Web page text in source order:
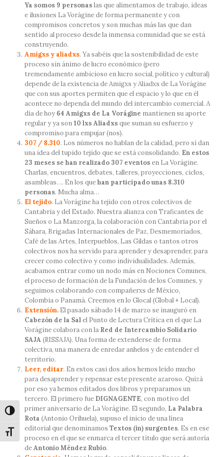
Alternar alto contraste
Alternar tamaño de letra
Ya somos 9 personaslas que alimentamos de trabajo, ideas
e ilusiones La Vorágine de forma permanente y con
compromisos concretos y son muchas más las que dan
sentido al proceso desde la inmensa comunidad que se está
construyendo.
Amigxs y aliadxs. Ya sabéis que la sostenibilidad de este
proceso sin ánimo de lucro económico (pero
tremendamente ambicioso en lucro social, político y cultural)
depende de la existencia de Amigxs y Aliadxs de La Vorágine
que con sus aportes permiten que el espacio y lo que en él
acontece no dependa del mundo del intercambio comercial. A
día de hoy 64 Amigxs de La Vorágine mantienen su aporte
regular y ya son10 lxs Aliadxsque suman su esfuerzo y
compromiso para empujar (nos).
307 / 8.310. Los números no hablan de la calidad, pero sí dan
una idea del tupido tejido que se está consolidando. En estos
23 meses se han realizado 307 eventosen La Vorágine.
Charlas, encuentros, debates, talleres, proyecciones, ciclos,
asambleas…. En los quehan participado unas 8.310
personas. Mucha alma…
El tejido. La Vorágine ha tejido con otros colectivos de
Cantabria y del Estado. Nuestra alianza con Traficantes de
Sueños o La Manzorga, la colaboración con Cantabria por el
Sáhara, Brigadas Internacionales de Paz, Desmemoriados,
Café de las Artes, Interpueblos, Las Gildas o tantos otros
colectivos nos ha servido para aprender y desaprender, para
crecer como colectivo y como individualidades. Además,
acabamos entrar como un nodo más en Nociones Comunes,
el proceso de formación de la Fundación de los Comunes, y
seguimos colaborando con compañerxs de México,
Colombia o Panamá. Creemos en lo Glocal (Global + Local).
Extensión.El pasado sábado 14 de marzo se inauguró en
Cabezón de la Salel Punto de Lectura Crítica en el que La
Vorágine colabora con la Red de Intercambio Solidario
SAJA (RISSAJA). Una forma de extenderse de forma
colectiva, una manera de enredar anhelos y de entender el
territorio.
Leer, editar. En estos casi dos años hemos leído mucho
para desaprender y repensar este presente azaroso. Quizá
por eso ya hemos editados dos libros y preparamos un
tercero. El primero fue DIGNAGENTE, con motivo del
primer aniversario de La Vorágine. El segundo, La Palabra
Rota (Antonio Orihuela), supuso el inicio de una línea
editorial que denominamos Textos (in) surgentes. Es en ese
proceso en el que se enmarca el tercer título que será autoría
deAntonio Méndez Rubio.